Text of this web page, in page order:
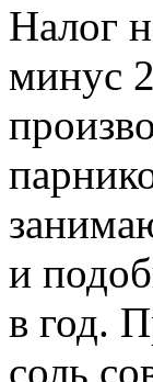
Налог
минус
и
в год.
соль